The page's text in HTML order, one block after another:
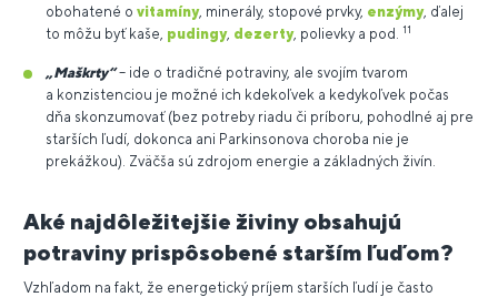
obohatené o vitamíny, minerály, stopové prvky, enzýmy, ďalej
to môžu byť kaše, pudingy, dezerty, polievky a pod. 11
„Maškrty“– ide o tradičné potraviny, ale svojím tvarom
a konzistenciou je možné ich kdekoľvek a kedykoľvek počas
dňa skonzumovať (bez potreby riadu či príboru, pohodlné aj pre
starších ľudí, dokonca ani Parkinsonova choroba nie je
prekážkou). Zväčša sú zdrojom energie a základných živín.
Aké najdôležitejšie živiny obsahujú
potraviny prispôsobené starším ľuďom?
Vzhľadom na fakt, že energetický príjem starších ľudí je často